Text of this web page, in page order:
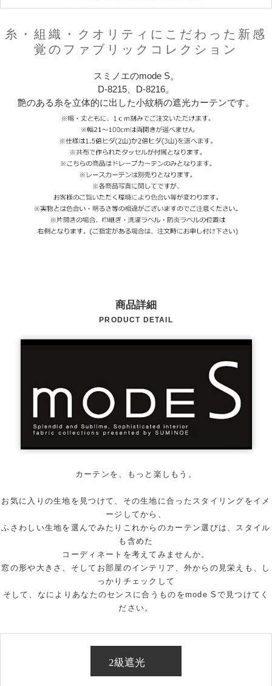
糸・組織・クオリティにこだわった新感
覚のファブリックコレクション
スミノエのmode S。
D-8215、D-8216。
艶のある糸を立体的に出した小紋柄の遮光カーテンです。
商品詳細
PRODUCT DETAIL
カーテンを、もっと楽しもう。
お気に入りの生地を見つけて、その生地に合ったスタイリングをイメ
ージしてから、
ふさわしい生地を選んでみたりこれからのカーテン選びは、スタイル
も含めた
コーディネートを考えてみませんか。
窓の形や大きさ、そしてお部屋のインテリア、外からの見栄えも、し
っかりチェックして
そして、なによりあなたのセンスに合うものをmode Sで見つけてく
ださい。
2級遮光